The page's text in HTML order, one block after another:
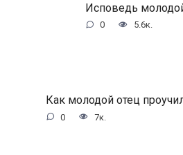
Исповедь
0 5.6к.
Как молодой отец
0 7к.